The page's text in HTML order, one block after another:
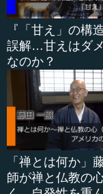
た。その教会には
てしまったため、
ったのです。そこ
てるの家というも
最初は、とにか
は、精神病の人た
沙汰があって警察
つけるような人も
す。...
『「甘え」の構
誤解…甘えはダ
なのか？
「禅とは何か」
師が禅と仏教の